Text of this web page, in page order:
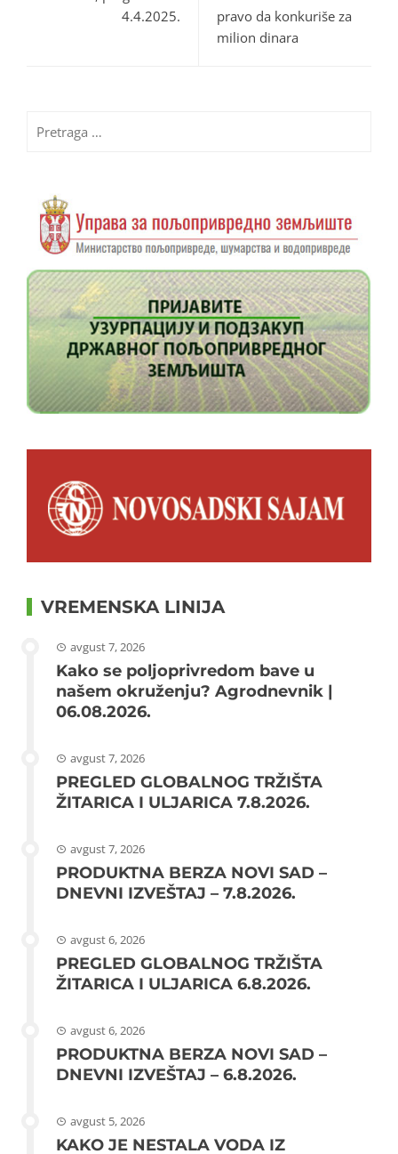
4.4.2025.
pravo da konkuriše za
milion dinara
za:
VREMENSKA LINIJA
avgust 7, 2026
Kako se poljoprivredom bave u
našem okruženju? Agrodnevnik |
06.08.2026.
avgust 7, 2026
PREGLED GLOBALNOG TRŽIŠTA
ŽITARICA I ULJARICA 7.8.2026.
avgust 7, 2026
PRODUKTNA BERZA NOVI SAD –
DNEVNI IZVEŠTAJ – 7.8.2026.
avgust 6, 2026
PREGLED GLOBALNOG TRŽIŠTA
ŽITARICA I ULJARICA 6.8.2026.
avgust 6, 2026
PRODUKTNA BERZA NOVI SAD –
DNEVNI IZVEŠTAJ – 6.8.2026.
avgust 5, 2026
KAKO JE NESTALA VODA IZ